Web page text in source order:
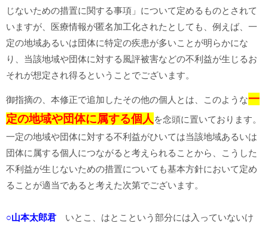
じないための措置に関する事項」について定めるものとされて
いますが、医療情報が匿名加工化されたとしても、例えば、一
定の地域あるいは団体に特定の疾患が多いことが明らかにな
り、当該地域や団体に対する風評被害などの不利益が生じるお
それが想定され得るということでございます。
御指摘の、本修正で追加したその他の個人とは、このような一
定の地域や団体に属する個人 を念頭に置いております。
一定の地域や団体に対する不利益がひいては当該地域あるいは
団体に属する個人につながると考えられることから、こうした
不利益が生じないための措置についても基本方針において定め
ることが適当であると考えた次第でございます。
○山本太郎君
いとこ、はとこという部分には入っていないけ